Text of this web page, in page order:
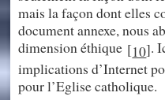
mais la façon dont elles
document annexe, nous
dimension éthique [10].
implications d’Internet
pour l’Eglise catholique.